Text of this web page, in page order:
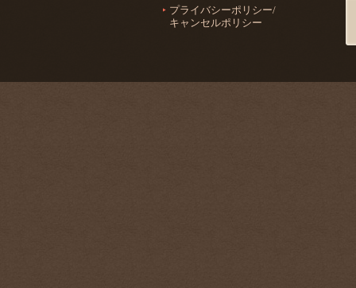
プライバシーポリシー/
キャンセルポリシー